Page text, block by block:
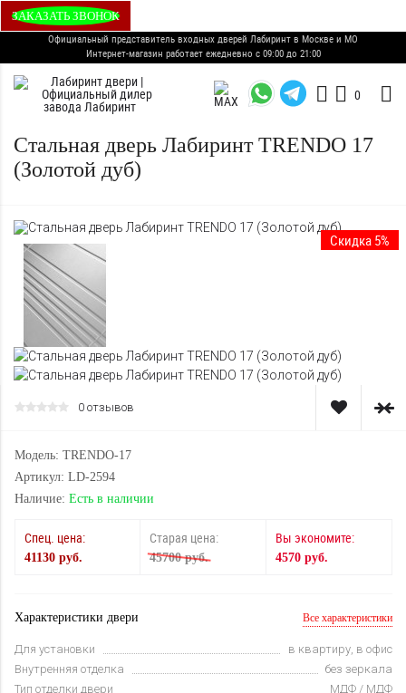
ЗАКАЗАТЬ ЗВОНОК
Официальный представитель входных дверей Лабиринт в Москве и МО
Интернет-магазин работает ежедневно с 09:00 до 21:00
0
Стальная дверь Лабиринт TRENDO 17
(Золотой дуб)
Скидка 5%
0 отзывов
Модель: TRENDO-17
Артикул: LD-2594
Наличие: Есть в наличии
Спец. цена:
41130 руб.
Старая цена:
45700 руб.
Вы экономите:
4570 руб.
Характеристики двери Все характеристики
Для установки
в квартиру, в офис
Внутренняя отделка
без зеркала
Тип отделки двери
МДФ / МДФ